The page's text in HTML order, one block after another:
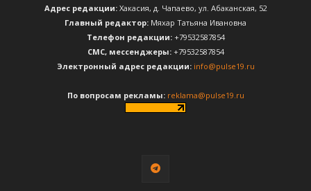
Адрес редакции:Хакасия, д. Чапаево, ул. Абаканская, 52
Главный редактор: Мяхар Татьяна Ивановна
Телефон редакции:+79532587854
CМС, мессенджеры:+79532587854
Электронный адрес редакции: info@pulse19.ru
По вопросам рекламы: reklama@pulse19.ru